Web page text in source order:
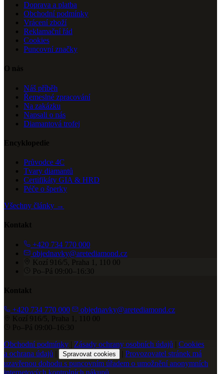
Doprava a platba
Obchodní podmínky
Vrácení zboží
Reklamační řád
Cookies
Puncovní značky
O nás
Náš příběh
Řemeslné zpracování
Na zakázku
Napsali o nás
Diamantová trofej
Encyklopedie
Průvodce 4C
Tvary diamantů
Certifikáty GIA & HRD
Péče o šperky
Všechny články →
Kontakt
+420 734 770 000
objednavky@aretediamond.cz
Kozí 916/5, Praha 1, 110 00
Po–Pá 09:00–16:30
Kontakt
+420 734 770 000
objednavky@aretediamond.cz
Kozí 916/5, Praha 1, 110 00
Po–Pá 09:00–16:30
Obchodní podmínky | Zásady ochrany osobních údajů | Cookies
a ochrana údajů | Spravovat cookies | Provozovatel stránek má
uzavřenou dohodu s puncovním úřadem o umožnění anonymních